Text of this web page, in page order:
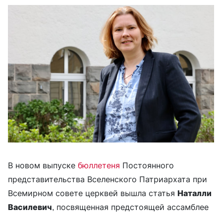
В новом выпуске бюллетеня Постоянного
представительства Вселенского Патриархата при
Всемирном совете церквей вышла статья Наталли
Василевич, посвященная предстоящей ассамблее